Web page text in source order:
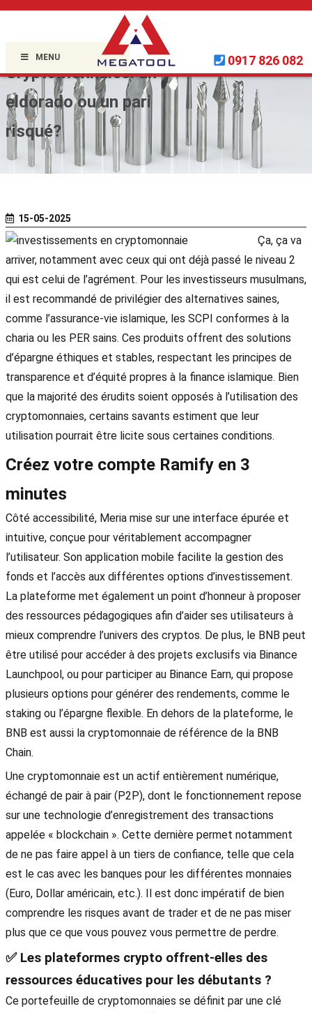
MENU 0917 826 082
Uncategorized »
Cryptomonnaies: un
eldorado ou un pari
risqué?
15-05-2025
Ça, ça va
arriver, notamment avec ceux qui ont déjà passé le niveau 2
qui est celui de l’agrément. Pour les investisseurs musulmans,
il est recommandé de privilégier des alternatives saines,
comme l’assurance-vie islamique, les SCPI conformes à la
charia ou les PER sains. Ces produits offrent des solutions
d’épargne éthiques et stables, respectant les principes de
transparence et d’équité propres à la finance islamique. Bien
que la majorité des érudits soient opposés à l’utilisation des
cryptomonnaies, certains savants estiment que leur
utilisation pourrait être licite sous certaines conditions.
Créez votre compte Ramify en 3
minutes
Côté accessibilité, Meria mise sur une interface épurée et
intuitive, conçue pour véritablement accompagner
l’utilisateur. Son application mobile facilite la gestion des
fonds et l’accès aux différentes options d’investissement.
La plateforme met également un point d’honneur à proposer
des ressources pédagogiques afin d’aider ses utilisateurs à
mieux comprendre l’univers des cryptos. De plus, le BNB peut
être utilisé pour accéder à des projets exclusifs via Binance
Launchpool, ou pour participer au Binance Earn, qui propose
plusieurs options pour générer des rendements, comme le
staking ou l’épargne flexible. En dehors de la plateforme, le
BNB est aussi la cryptomonnaie de référence de la BNB
Chain.
Une cryptomonnaie est un actif entièrement numérique,
échangé de pair à pair (P2P), dont le fonctionnement repose
sur une technologie d’enregistrement des transactions
appelée « blockchain ». Cette dernière permet notamment
de ne pas faire appel à un tiers de confiance, telle que cela
est le cas avec les banques pour les différentes monnaies
(Euro, Dollar américain, etc.). Il est donc impératif de bien
comprendre les risques avant de trader et de ne pas miser
plus que ce que vous pouvez vous permettre de perdre.
✅ Les plateformes crypto offrent-elles des
ressources éducatives pour les débutants ?
Ce portefeuille de cryptomonnaies se définit par une clé